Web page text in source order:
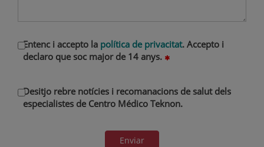
Entenc i accepto la política de privacitat. Accepto i
declaro que soc major de 14 anys.
Desitjo rebre notícies i recomanacions de salut dels
especialistes de Centro Médico Teknon.
Enviar